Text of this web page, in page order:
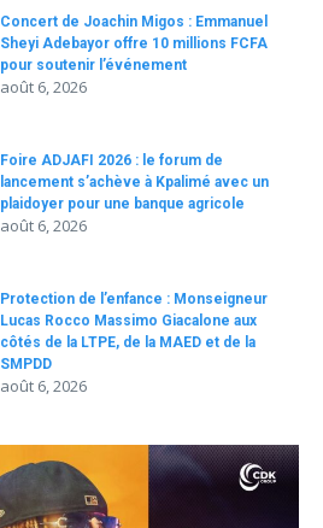
Concert de Joachin Migos : Emmanuel
Sheyi Adebayor offre 10 millions FCFA
pour soutenir l’événement
août 6, 2026
Foire ADJAFI 2026 : le forum de
lancement s’achève à Kpalimé avec un
plaidoyer pour une banque agricole
août 6, 2026
Protection de l’enfance : Monseigneur
Lucas Rocco Massimo Giacalone aux
côtés de la LTPE, de la MAED et de la
SMPDD
août 6, 2026